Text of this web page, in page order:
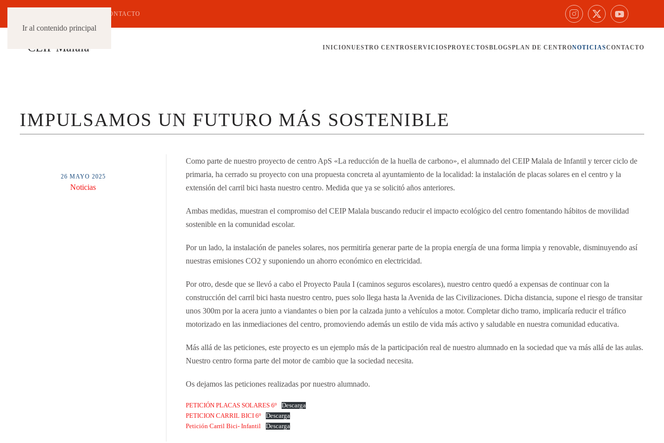
Ir al contenido principal
CONTACTO
INICIONUESTRO CENTROSERVICIOSPROYECTOSBLOGSPLAN DE CENTRONOTICIASCONTACTO
IMPULSAMOS UN FUTURO MÁS SOSTENIBLE
26 MAYO 2025
Noticias
Como parte de nuestro proyecto de centro ApS «La reducción de la huella de carbono», el alumnado del CEIP Malala de Infantil y tercer ciclo de
primaria, ha cerrado su proyecto con una propuesta concreta al ayuntamiento de la localidad: la instalación de placas solares en el centro y la
extensión del carril bici hasta nuestro centro. Medida que ya se solicitó años anteriores.
Ambas medidas, muestran el compromiso del CEIP Malala buscando reducir el impacto ecológico del centro fomentando hábitos de movilidad
sostenible en la comunidad escolar.
Por un lado, la instalación de paneles solares, nos permitiría generar parte de la propia energía de una forma limpia y renovable, disminuyendo así
nuestras emisiones CO2 y suponiendo un ahorro económico en electricidad.
Por otro, desde que se llevó a cabo el Proyecto Paula I (caminos seguros escolares), nuestro centro quedó a expensas de continuar con la
construcción del carril bici hasta nuestro centro, pues solo llega hasta la Avenida de las Civilizaciones. Dicha distancia, supone el riesgo de transitar
unos 300m por la acera junto a viandantes o bien por la calzada junto a vehículos a motor. Completar dicho tramo, implicaría reducir el tráfico
motorizado en las inmediaciones del centro, promoviendo además un estilo de vida más activo y saludable en nuestra comunidad educativa.
Más allá de las peticiones, este proyecto es un ejemplo más de la participación real de nuestro alumnado en la sociedad que va más allá de las aulas.
Nuestro centro forma parte del motor de cambio que la sociedad necesita.
Os dejamos las peticiones realizadas por nuestro alumnado.
PETICIÓN PLACAS SOLARES 6º
Descarga
PETICION CARRIL BICI 6º
Descarga
Petición Carril Bici- Infantil
Descarga